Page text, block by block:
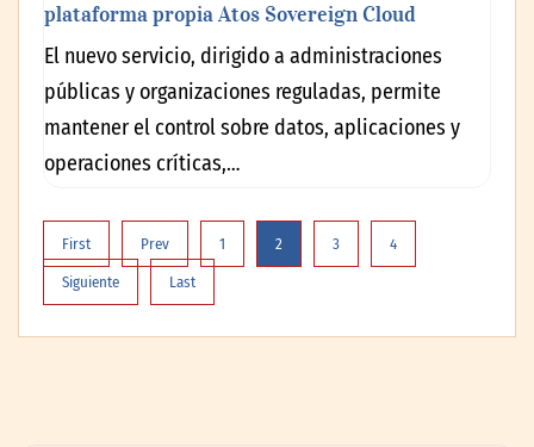
plataforma propia Atos Sovereign Cloud
El nuevo servicio, dirigido a administraciones
públicas y organizaciones reguladas, permite
mantener el control sobre datos, aplicaciones y
operaciones críticas,…
First Prev 1 2 3 4
Siguiente Last